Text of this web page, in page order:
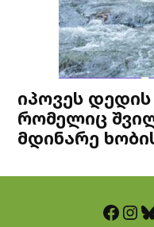
იპოვეს
რომელიც
მდინარე
Facebook InstagramBluesky